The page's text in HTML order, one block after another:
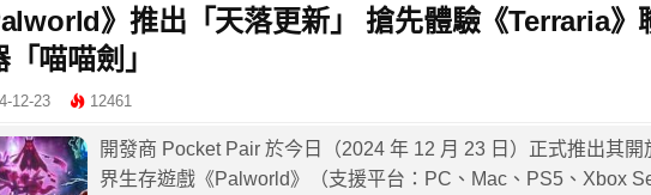
》推出「天落更新」 搶先體驗《Terraria》
喵喵劍」
12-23 12461
開發商 Pocket Pair 於今日（2024 年 12 月 23 日）正式推出其開
界生存遊戲《Palworld》（支援平台：PC、Mac、PS5、Xbox